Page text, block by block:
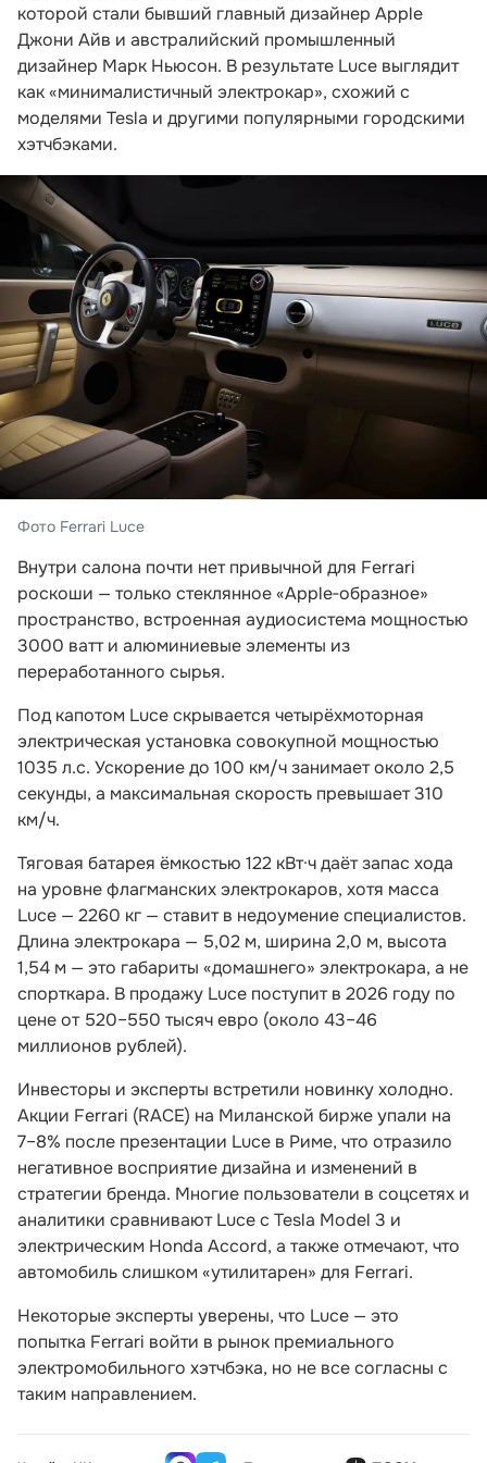
которой стали бывший главный дизайнер Apple
Джони Айв и австралийский промышленный
дизайнер Марк Ньюсон. В результате Luce выглядит
как «минималистичный электрокар», схожий с
моделями Tesla и другими популярными городскими
хэтчбэками.
Фото Ferrari Luce
Внутри салона почти нет привычной для Ferrari
роскоши — только стеклянное «Apple‑образное»
пространство, встроенная аудиосистема мощностью
3000 ватт и алюминиевые элементы из
переработанного сырья.
Под капотом Luce скрывается четырёхмоторная
электрическая установка совокупной мощностью
1035 л.с. Ускорение до 100 км/ч занимает около 2,5
секунды, а максимальная скорость превышает 310
км/ч.
Тяговая батарея ёмкостью 122 кВт·ч даёт запас хода
на уровне флагманских электрокаров, хотя масса
Luce — 2260 кг — ставит в недоумение специалистов.
Длина электрокара — 5,02 м, ширина 2,0 м, высота
1,54 м — это габариты «домашнего» электрокара, а не
спорткара. В продажу Luce поступит в 2026 году по
цене от 520–550 тысяч евро (около 43–46
миллионов рублей).
Инвесторы и эксперты встретили новинку холодно.
Акции Ferrari (RACE) на Миланской бирже упали на
7–8% после презентации Luce в Риме, что отразило
негативное восприятие дизайна и изменений в
стратегии бренда. Многие пользователи в соцсетях и
аналитики сравнивают Luce с Tesla Model 3 и
электрическим Honda Accord, а также отмечают, что
автомобиль слишком «утилитарен» для Ferrari.
Некоторые эксперты уверены, что Luce — это
попытка Ferrari войти в рынок премиального
электромобильного хэтчбэка, но не все согласны с
таким направлением.